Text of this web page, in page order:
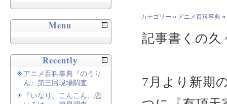
カテゴリー » アニメ百科事典 »
記事書くの久
7月より新期
Menu
Recently
アニメ百科事典『のうり
ん』第三回現場調査...
『いなり、こんこん、恋